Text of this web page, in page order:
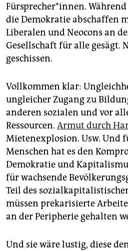
Fürsprecher*innen.
die Demokratie abschaffen
Liberalen und Neocons an
Gesellschaft für alle gesägt.
geschissen.
Vollkommen klar:
ungleicher Zugang zu
anderen sozialen und vor
Ressourcen. Armut durch
Mietenexplosion. Usw. Und
Menschen hat es den
Demokratie und
für wachsende
Teil des
müssen prekarisierte
an der Peripherie gehalten
Und sie wäre lustig, diese